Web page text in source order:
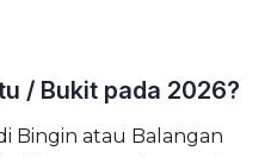
/ Bukit pada 2026?
Bingin atau Balangan